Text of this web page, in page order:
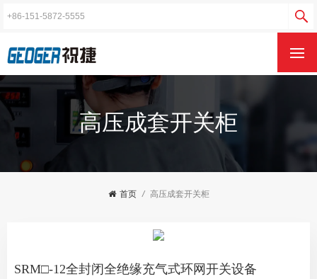
高压成套开关柜
首页 / 高压成套开关柜
SRM□-12全封闭全绝缘充气式环网开关设备